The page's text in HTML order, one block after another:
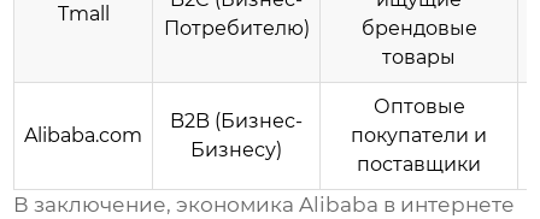
Tmall
Потребителю)
брендовые
товары
Alibaba.com
B2B (Бизнес-
Бизнесу)
Оптовые
покупатели и
поставщики
В заключение,экономика Alibaba в интернете